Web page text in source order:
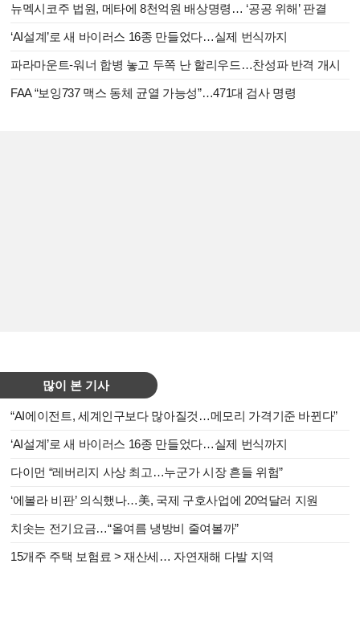
뉴멕시코주 법원, 메타에 8천억원 배상명령… ‘공공 위해’ 판결
‘AI설계’로 새 바이러스 16종 만들었다…실제 번식까지
파라마운트-워너 합병 놓고 두쪽 난 할리우드…찬성파 반격 개시
FAA “보잉737 맥스 동체 균열 가능성”…471대 검사 명령
많이 본 기사
“AI에이전트, 세계인구보다 많아질것…메모리 가격기준 바뀐다”
‘AI설계’로 새 바이러스 16종 만들었다…실제 번식까지
다이먼 “레버리지 사상 최고…누군가 시장 흔들 위험”
‘에볼라 비판’ 의식했나…美, 국제 구호사업에 20억달러 지원
치솟는 전기요금…“올여름 냉방비 줄여볼까”
15개주 주택 보험료 > 재산세… 자연재해 다발 지역